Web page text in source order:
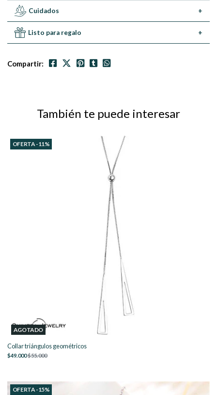
Cuidados +
Listo para regalo +
Compartir:
También te puede interesar
OFERTA -11%
AGOTADO
Collar triángulos geométricos
$49.000$55.000
OFERTA -15%